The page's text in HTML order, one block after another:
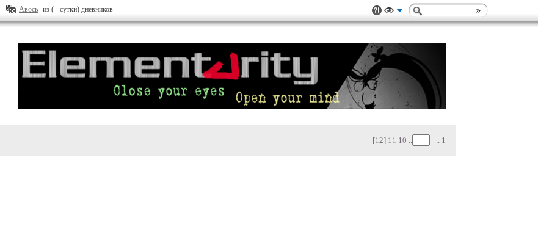
Авось из (+ сутки) дневников
[12] 11 10 .. .. 1